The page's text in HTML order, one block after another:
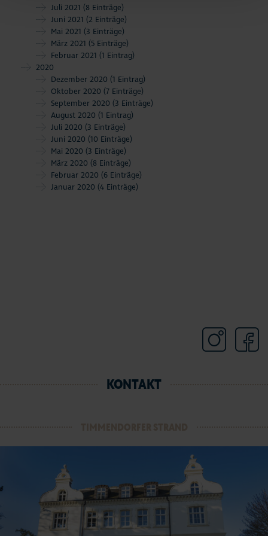
Juli 2021 (8 Einträge)
Juni 2021 (2 Einträge)
Mai 2021 (3 Einträge)
März 2021 (5 Einträge)
Februar 2021 (1 Eintrag)
2020
Dezember 2020 (1 Eintrag)
Oktober 2020 (7 Einträge)
September 2020 (3 Einträge)
August 2020 (1 Eintrag)
Juli 2020 (3 Einträge)
Juni 2020 (10 Einträge)
Mai 2020 (3 Einträge)
März 2020 (8 Einträge)
Februar 2020 (6 Einträge)
Januar 2020 (4 Einträge)
KONTAKT